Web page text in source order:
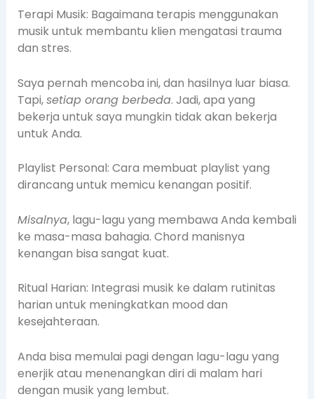
Terapi Musik: Bagaimana terapis menggunakan
musik untuk membantu klien mengatasi trauma
dan stres.
Saya pernah mencoba ini, dan hasilnya luar biasa.
Tapi,setiap orang berbeda. Jadi, apa yang
bekerja untuk saya mungkin tidak akan bekerja
untuk Anda.
Playlist Personal: Cara membuat playlist yang
dirancang untuk memicu kenangan positif.
Misalnya, lagu-lagu yang membawa Anda kembali
ke masa-masa bahagia. Chord manisnya
kenangan bisa sangat kuat.
Ritual Harian: Integrasi musik ke dalam rutinitas
harian untuk meningkatkan mood dan
kesejahteraan.
Anda bisa memulai pagi dengan lagu-lagu yang
enerjik atau menenangkan diri di malam hari
dengan musik yang lembut.